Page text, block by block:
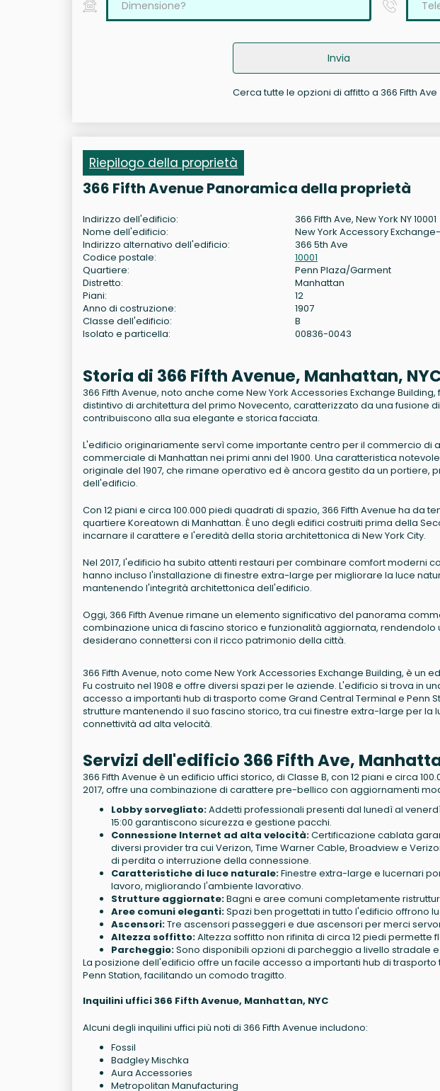
Invia
Cerca tutte le opzioni di affitto a 366 Fifth Ave
Riepilogo della proprietà
366 Fifth Avenue Panoramica della proprietà
Indirizzo dell'edificio:
366 Fifth Ave, New York NY 10001
Nome dell'edificio:
New York Accessory Exchange-
Indirizzo alternativo dell'edificio:
366 5th Ave
Codice postale:
10001
Quartiere:
Penn Plaza/Garment
Distretto:
Manhattan
Piani:
12
Anno di costruzione:
1907
Classe dell'edificio:
B
Isolato e particella:
00836-0043
Storia di 366 Fifth Avenue, Manhattan,
366 Fifth Avenue, noto anche come New York Accessories Exchange Building,
distintivo di architettura del primo Novecento, caratterizzato da una fusione
contribuiscono alla sua elegante e storica facciata.
L'edificio originariamente servì come importante centro per il commercio di
commerciale di Manhattan nei primi anni del 1900. Una caratteristica
originale del 1907, che rimane operativo ed è ancora gestito da un portiere,
dell'edificio.
Con 12 piani e circa 100.000 piedi quadrati di spazio, 366 Fifth Avenue ha da
quartiere Koreatown di Manhattan. È uno degli edifici costruiti prima della
incarnare il carattere e l'eredità della storia architettonica di New York City.
Nel 2017, l'edificio ha subito attenti restauri per combinare comfort moderni
hanno incluso l'installazione di finestre extra-large per migliorare la luce
mantenendo l'integrità architettonica dell'edificio.
Oggi, 366 Fifth Avenue rimane un elemento significativo del panorama
combinazione unica di fascino storico e funzionalità aggiornata,
desiderano connettersi con il ricco patrimonio della città.
366 Fifth Avenue, noto come New York Accessories Exchange Building, è un
Fu costruito nel 1908 e offre diversi spazi per le aziende. L'edificio si trova in
accesso a importanti hub di trasporto come Grand Central Terminal e Penn
strutture mantenendo il suo fascino storico, tra cui finestre extra-large per la
connettività ad alta velocità.
Servizi dell'edificio 366 Fifth Ave,
366 Fifth Avenue è un edificio uffici storico, di Classe B, con 12 piani e circa
2017, offre una combinazione di carattere pre-bellico con aggiornamenti
Lobby sorvegliato:Addetti professionali presenti dal lunedì al
15:00 garantiscono sicurezza e gestione pacchi.
Connessione Internet ad alta velocità:Certificazione cablata
diversi provider tra cui Verizon, Time Warner Cable, Broadview e
di perdita o interruzione della connessione.
Caratteristiche di luce naturale:Finestre extra-large e lucernari
lavoro, migliorando l'ambiente lavorativo.
Strutture aggiornate:Bagni e aree comuni completamente
Aree comuni eleganti:Spazi ben progettati in tutto l'edificio offrono
Ascensori:Tre ascensori passeggeri e due ascensori per merci
Altezza soffitto:Altezza soffitto non rifinita di circa 12 piedi permette
Parcheggio:Sono disponibili opzioni di parcheggio a livello stradale
La posizione dell'edificio offre un facile accesso a importanti hub di trasporto
Penn Station, facilitando un comodo tragitto.
Inquilini uffici 366 Fifth Avenue, Manhattan, NYC
Alcuni degli inquilini uffici più noti di 366 Fifth Avenue includono:
Fossil
Badgley Mischka
Aura Accessories
Metropolitan Manufacturing